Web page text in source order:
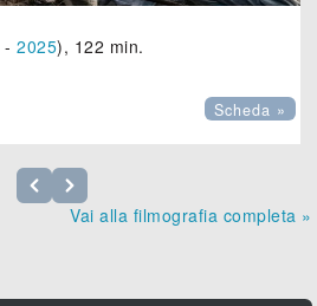
-2025), 122 min.
Scheda »
Vai alla filmografia completa »